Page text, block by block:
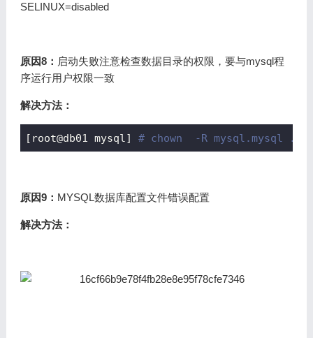
SELINUX=disabled
原因8： 启动失败注意检查数据目录的权限，要与mysql程
序运行用户权限一致
解决方法：
[root@db01 mysql] # chown  -R mysql.mysql ../
原因9： MYSQL数据库配置文件错误配置
解决方法：